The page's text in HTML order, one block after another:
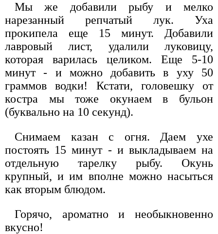
Мы же добавили рыбу и мелко
нарезанный репчатый лук. Уха
прокипела еще 15 минут. Добавили
лавровый лист, удалили луковицу,
которая варилась целиком. Еще 5-10
минут - и можно добавить в уху 50
граммов водки! Кстати, головешку от
костра мы тоже окунаем в бульон
(буквально на 10 секунд).
Снимаем казан с огня. Даем ухе
постоять 15 минут - и выкладываем на
отдельную тарелку рыбу. Окунь
крупный, и им вполне можно насыться
как вторым блюдом.
Горячо, ароматно и необыкновенно
вкусно!